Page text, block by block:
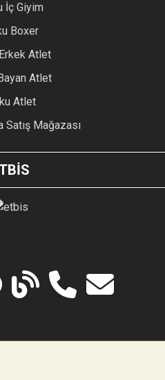
İç Giyim
Boxer
Atlet
Atlet
Atlet
Satış Mağazası